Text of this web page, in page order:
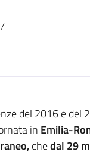
del 2016 e del
in Emilia-
chedal 29